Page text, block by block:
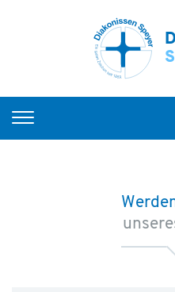
Startseite
Berufsgruppen